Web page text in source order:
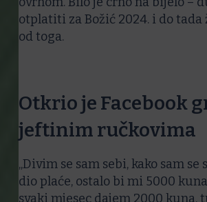
otplatiti za Božić 2024. i do
od toga.
Otkrio je Facebook
jeftinim ručkovima
„Divim se sam sebi, kako sam
dio plaće, ostalo bi mi 5000
svaki mjesec dajem 2000 kuna,